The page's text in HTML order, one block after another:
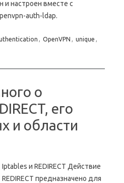
и настроен вместе с
auth-ldap.
, OpenVPN , unique ,
о
его
и области
Iptables и REDIRECT Действие
REDIRECT предназначено для